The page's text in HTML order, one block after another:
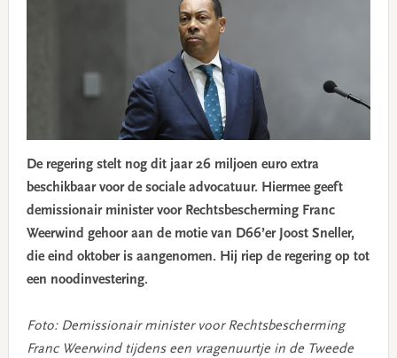
De regering stelt nog dit jaar 26 miljoen euro extra
beschikbaar voor de sociale advocatuur. Hiermee geeft
demissionair minister voor Rechtsbescherming Franc
Weerwind gehoor aan de motie van D66’er Joost Sneller,
die eind oktober is aangenomen. Hij riep de regering op tot
een noodinvestering.
Foto: Demissionair minister voor Rechtsbescherming
Franc Weerwind tijdens een vragenuurtje in de Tweede